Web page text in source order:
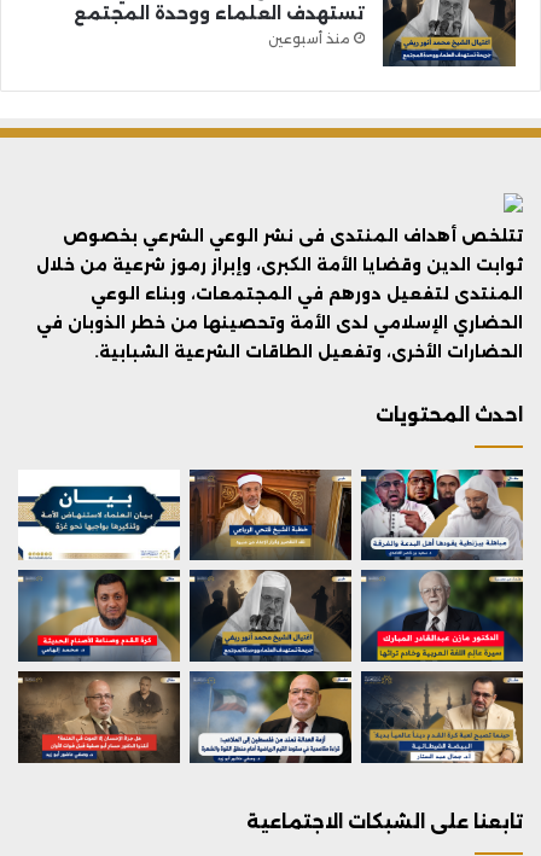
تستهدف العلماء ووحدة المجتمع
منذ أسبوعين
تتلخص أهداف المنتدى فى نشر الوعي الشرعي بخصوص
ثوابت الدين وقضايا الأمة الكبرى، وإبراز رموز شرعية من خلال
المنتدى لتفعيل دورهم في المجتمعات، وبناء الوعي
الحضاري الإسلامي لدى الأمة وتحصينها من خطر الذوبان في
الحضارات الأخرى، وتفعيل الطاقات الشرعية الشبابية.
احدث المحتويات
تابعنا على الشبكات الاجتماعية